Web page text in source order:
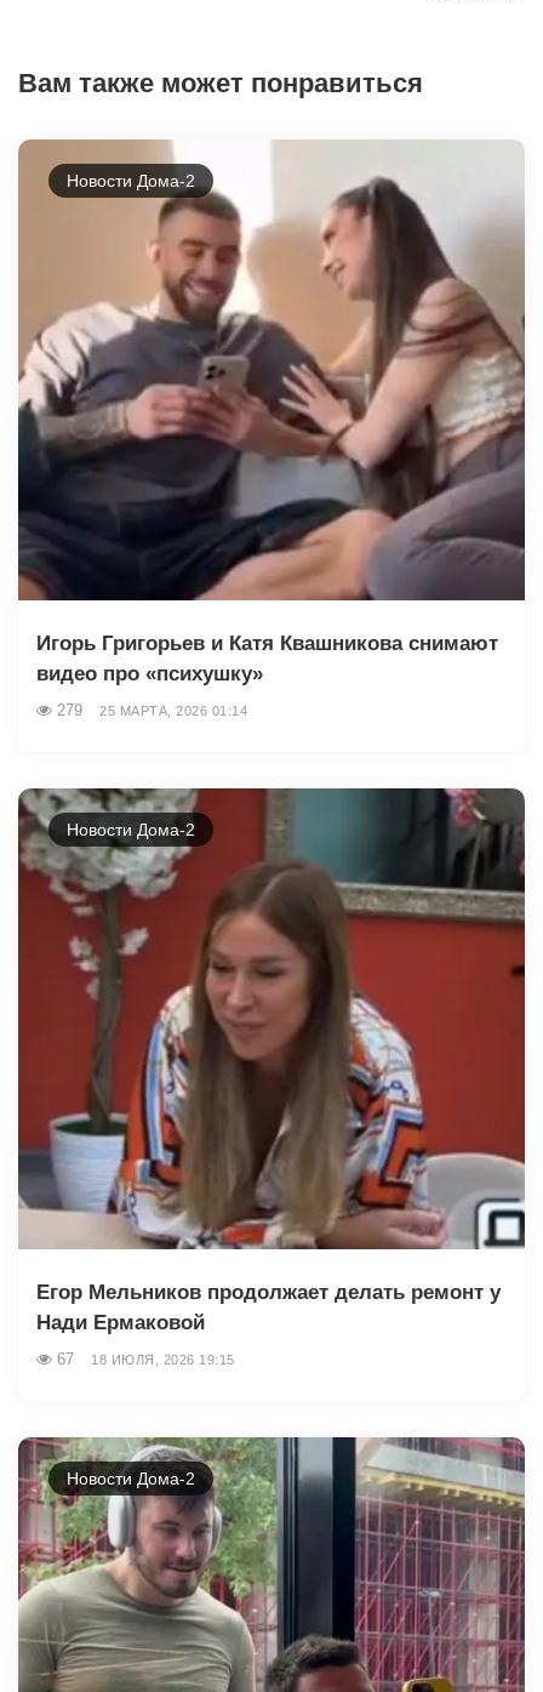
Вам также может понравиться
Новости Дома-2
Игорь Григорьев и Катя Квашникова снимают
видео про «психушку»
279 25 МАРТА, 2026 01:14
Новости Дома-2
Егор Мельников продолжает делать ремонт у
Нади Ермаковой
67 18 ИЮЛЯ, 2026 19:15
Новости Дома-2